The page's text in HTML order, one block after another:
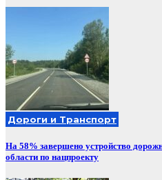
Дороги и Транспорт
На 58% завершено устройство
области по нацпроекту